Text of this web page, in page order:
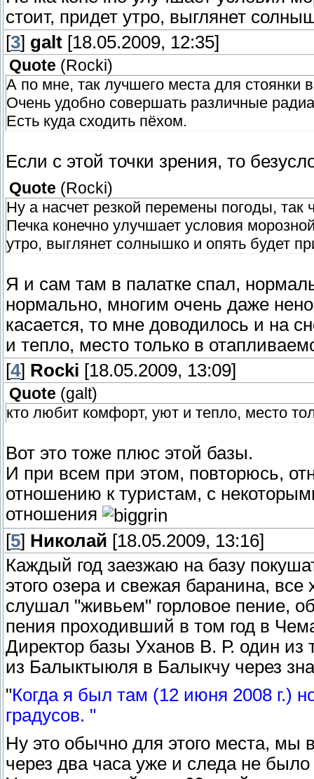
стоит, придет утро, выглянет
[3] galt [18.05.2009, 12:35]
Quote ( Rocki)
А по мне, так лучшего места для стоянки
Очень удобно совершать различные
Есть куда сходить пёхом.
Если с этой точки зрения, то
Quote (Rocki)
Ну а насчет резкой перемены погоды, так
Печка конечно улучшает условия
утро, выглянет солнышко и опять будет
Я и сам там в палатке спал,
нормально, многим очень даже
касается, то мне доводилось и на
и тепло, место только в
[4] Rocki [18.05.2009, 13:09]
Quote (galt)
кто любит комфорт, уют и тепло, место
Вот это тоже плюс этой базы.
И при всем при этом, повторюсь,
отношению к туристам, с
отношения
[5] Николай [18.05.2009, 13:16]
Каждый год заезжаю на базу
этого озера и свежая баранина,
слушал "живьем" горловое пение,
пения проходивший в том год в
Директор базы Уханов В. Р. один из
из Балыктыюля в Балыкчу через
"Когда я был там (12 июня 2008 г.)
градусов. "
Ну это обычно для этого места, мы
через два часа уже и следа не